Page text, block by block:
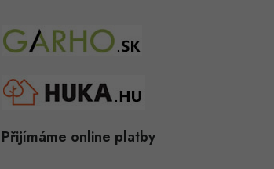
Přijímáme online platby